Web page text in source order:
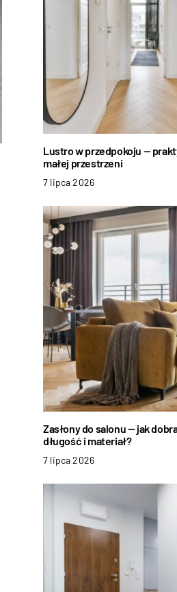
Lustro w przedpokoju —
małej przestrzeni
7 lipca 2026
Zasłony do salonu — jak
długość i materiał?
7 lipca 2026